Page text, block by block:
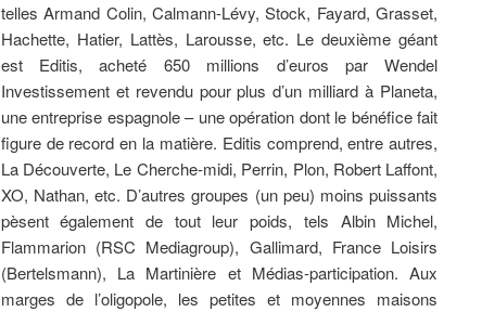
telles Armand Colin, Calmann-Lévy, Stock, Fayard, Grasset,
Hachette, Hatier, Lattès, Larousse, etc. Le deuxième géant
est Editis, acheté 650 millions d’euros par Wendel
Investissement et revendu pour plus d’un milliard à Planeta,
une entreprise espagnole – une opération dont le bénéfice fait
figure de record en la matière. Editis comprend, entre autres,
La Découverte, Le Cherche-midi, Perrin, Plon, Robert Laffont,
XO, Nathan, etc. D’autres groupes (un peu) moins puissants
pèsent également de tout leur poids, tels Albin Michel,
Flammarion (RSC Mediagroup), Gallimard, France Loisirs
(Bertelsmann), La Martinière et Médias-participation. Aux
marges de l’oligopole, les petites et moyennes maisons